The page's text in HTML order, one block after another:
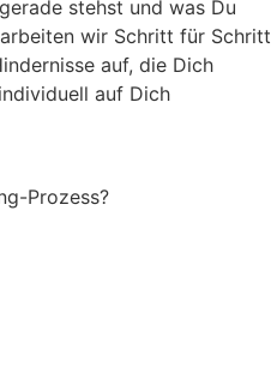
stehst und was Du
wir Schritt für Schritt
auf, die Dich
auf Dich
Prozess?